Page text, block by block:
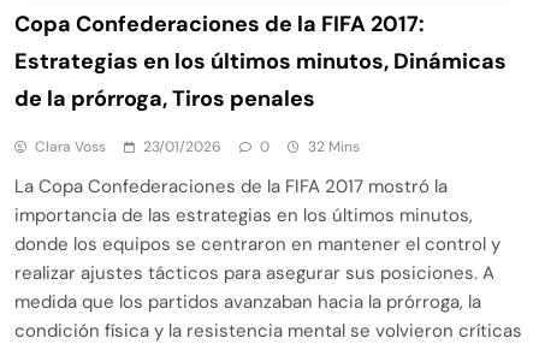
Copa Confederaciones de la FIFA 2017:
Estrategias en los últimos minutos, Dinámicas
de la prórroga, Tiros penales
Clara Voss 23/01/2026 0 32 Mins
La Copa Confederaciones de la FIFA 2017 mostró la
importancia de las estrategias en los últimos minutos,
donde los equipos se centraron en mantener el control y
realizar ajustes tácticos para asegurar sus posiciones. A
medida que los partidos avanzaban hacia la prórroga, la
condición física y la resistencia mental se volvieron críticas